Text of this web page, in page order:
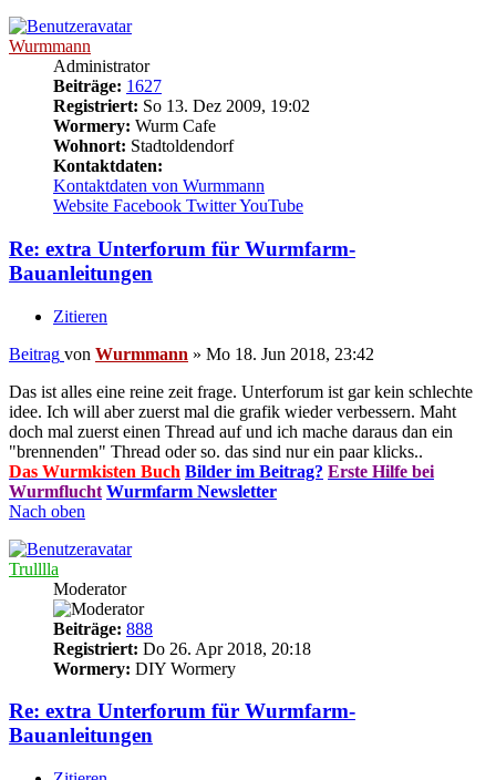
Wurmmann
Administrator
Beiträge: 1627
Registriert: So 13. Dez 2009, 19:02
Wormery: Wurm Cafe
Wohnort: Stadtoldendorf
Kontaktdaten:
Kontaktdaten von Wurmmann
Website Facebook TwitterYouTube
Re: extra Unterforum für Wurmfarm-
Bauanleitungen
Zitieren
Beitrag von Wurmmann » Mo 18. Jun 2018, 23:42
Das ist alles eine reine zeit frage. Unterforum ist gar kein schlechte
idee. Ich will aber zuerst mal die grafik wieder verbessern. Maht
doch mal zuerst einen Thread auf und ich mache daraus dan ein
"brennenden" Thread oder so. das sind nur ein paar klicks..
Das Wurmkisten Buch Bilder im Beitrag? Erste Hilfe bei
Wurmflucht Wurmfarm Newsletter
Nach oben
Trulllla
Moderator
Beiträge: 888
Registriert: Do 26. Apr 2018, 20:18
Wormery: DIY Wormery
Re: extra Unterforum für Wurmfarm-
Bauanleitungen